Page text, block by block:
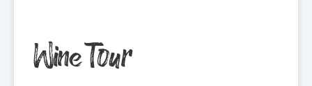
Wine Tour